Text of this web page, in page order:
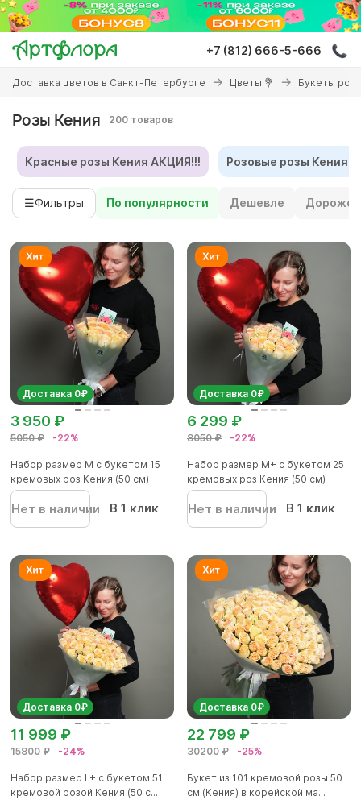
Перейти
основному
содержанию
+7 (812) 666-5-666
Вы
здесь
Доставка цветов в Санкт-Петербурге Цветы 💐 Букеты роз
Розы Кения 200 товаров
Красные розы Кения АКЦИЯ!!! Розовые розы Кения
☰Фильтры По популярности Дешевле Дороже
Доставка 0₽
5050 ₽ -22%
3 950 ₽
Набор размер M с букетом 15
кремовых роз Кения (50 см)
Нет в наличии В 1 клик
Доставка 0₽
8050 ₽ -22%
6 299 ₽
Набор размер M+ с букетом 25
кремовых роз Кения (50 см)
Нет в наличии В 1 клик
Доставка 0₽
15800 ₽ -24%
11 999 ₽
Набор размер L+ с букетом 51
кремовой розой Кения (50 с...
Доставка 0₽
30200 ₽ -25%
22 799 ₽
Букет из 101 кремовой розы 50
см (Кения) в корейской ма...